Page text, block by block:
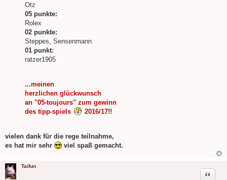
Otz
05 punkte:
Rolex
02 punkte:
Steppes, Sensenmann
01 punkt:
ratzer1905
...meinen
herzlichen glückwunsch
an "05-toujours" zum gewinn
des tipp-spiels
2016/17!!
vielen dank für die rege teilnahme,
es hat mir sehr
viel spaß gemacht.
Taifun
Zitat